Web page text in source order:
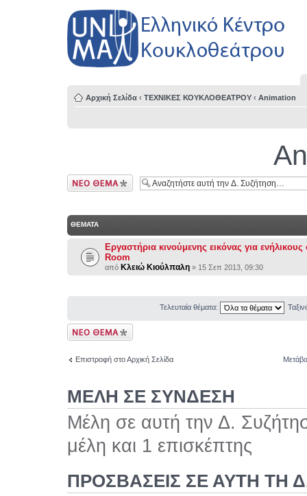
Αρχική Σελίδα ‹ ΤΕΧΝΙΚΕΣ ΚΟΥΚΛΟΘΕΑΤΡΟΥ ‹ Animation
Δημιουργία νέου
θέματος
ΘΕΜΑΤΑ
Εργαστήρια κινούμενης εικόνας για
Room
από Κλειώ Κιούλπαλη » 15 Σεπ 2013, 09:30
Τελευταία θέματα:
Δημιουργία νέου
θέματος
Επιστροφή στο Αρχική Σελίδα
ΜΕΛΗ ΣΕ ΣΥΝΔΕΣΗ
Μέλη σε αυτή την Δ.
μέλη και 1 επισκέπτης
ΠΡΟΣΒΆΣΕΙΣ ΣΕ ΑΥΤΉ ΤΗ